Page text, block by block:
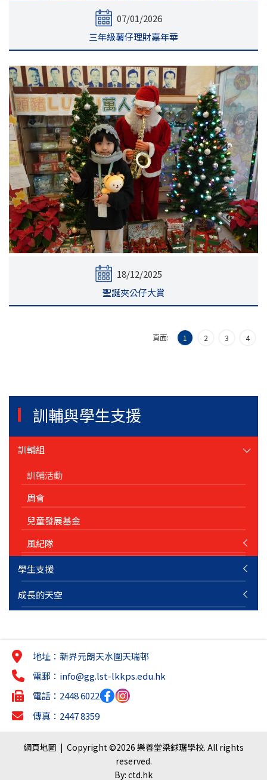
07/01/2026
三年級薯仔理財嘉年華
18/12/2025
聖誕夾公仔大賞
頁面: 1 2 3 4
訓輔與學生支援
訓輔組
訓輔活動
周會
兒童發展基金
風紀隊
學生支援
成長的天空
地址：新界元朗天水圍天瑞邨
電郵： info@gg.lst-lkkps.edu.hk
電話：2448 6022
傳真：2447 8359
網頁地圖 | Copyright ©2026 樂善堂梁銶琚學校. All rights
reserved.
By: ctd.hk